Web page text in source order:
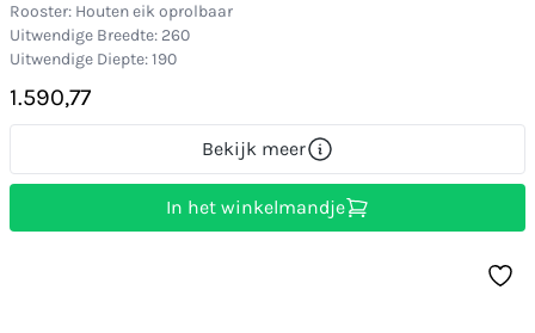
Rooster: Houten eik oprolbaar
Uitwendige Breedte: 260
Uitwendige Diepte: 190
1.590,77
Bekijk meer
In het winkelmandje